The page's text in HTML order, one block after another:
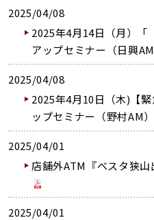
2025/04/08
2025年4月14日（月）「
アップセミナー（日興
2025/04/08
2025年4月10日（木)【
ップセミナー（野村AM
2025/04/01
店舗外ATM『ベスタ狭
2025/04/01